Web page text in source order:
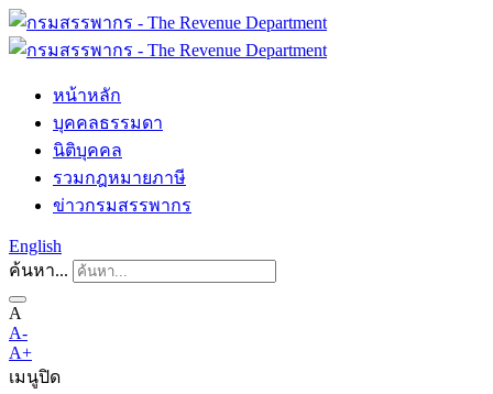
หน้าหลัก
บุคคลธรรมดา
นิติบุคคล
รวมกฎหมายภาษี
ข่าวกรมสรรพากร
English
ค้นหา...
A
A-
A+
เมนูปิด